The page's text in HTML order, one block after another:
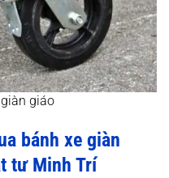
giáo
bánh xe giàn
tư Minh Trí